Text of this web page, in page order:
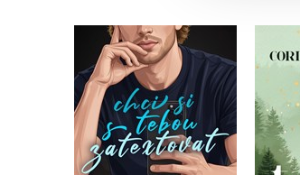
Chci si s tebou
zatextovat
Teagan Hunter